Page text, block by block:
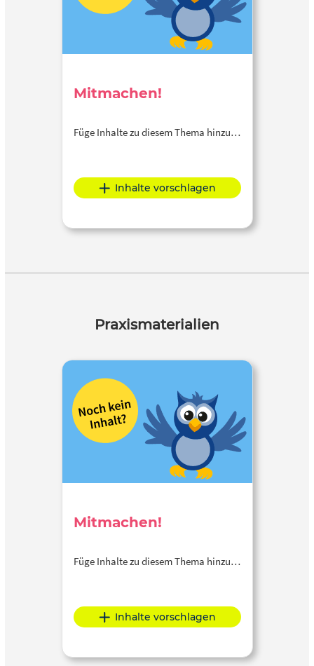
Mitmachen!
Füge Inhalte zu diesem Thema hinzu…
Inhalte vorschlagen
Praxismaterialien
Mitmachen!
Füge Inhalte zu diesem Thema hinzu…
Inhalte vorschlagen